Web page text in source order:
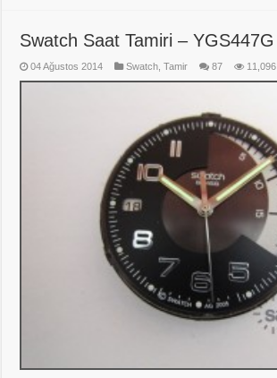
Swatch Saat Tamiri – YGS447G
04 Ağustos 2014 Swatch ,Tamir 87 11,096